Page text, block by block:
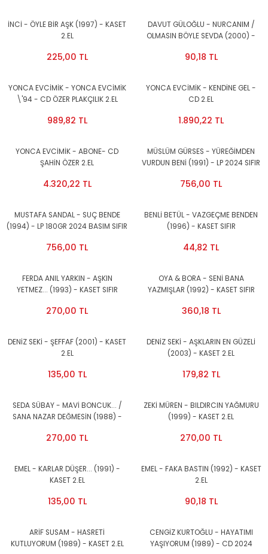
İNCİ - ÖYLE BİR AŞK (1997) - KASET
2.EL
225,00 TL
DAVUT GÜLOĞLU - NURCANIM /
OLMASIN BÖYLE SEVDA (2000) -
90,18 TL
YONCA EVCİMİK - YONCA EVCİMİK
\'94 - CD ÖZER PLAKÇILIK 2.EL
989,82 TL
YONCA EVCİMİK - KENDİNE GEL -
CD 2.EL
1.890,22 TL
YONCA EVCİMİK - ABONE- CD
ŞAHİN ÖZER 2.EL
4.320,22 TL
MÜSLÜM GÜRSES - YÜREĞİMDEN
VURDUN BENİ (1991) - LP 2024 SIFIR
756,00 TL
MUSTAFA SANDAL - SUÇ BENDE
(1994) - LP 180GR 2024 BASIM SIFIR
756,00 TL
BENLİ BETÜL - VAZGEÇME BENDEN
(1996) - KASET SIFIR
44,82 TL
FERDA ANIL YARKIN - AŞKIN
YETMEZ... (1993) - KASET SIFIR
270,00 TL
OYA & BORA - SENİ BANA
YAZMIŞLAR (1992) - KASET SIFIR
360,18 TL
DENİZ SEKİ - ŞEFFAF (2001) - KASET
2.EL
135,00 TL
DENİZ SEKİ - AŞKLARIN EN GÜZELİ
(2003) - KASET 2.EL
179,82 TL
SEDA SÜBAY - MAVİ BONCUK... /
SANA NAZAR DEĞMESİN (1988) -
270,00 TL
ZEKİ MÜREN - BILDIRCIN YAĞMURU
(1999) - KASET 2.EL
270,00 TL
EMEL - KARLAR DÜŞER... (1991) -
KASET 2.EL
135,00 TL
EMEL - FAKA BASTIN (1992) - KASET
2.EL
90,18 TL
ARİF SUSAM - HASRETİ
KUTLUYORUM (1989) - KASET 2.EL
CENGİZ KURTOĞLU - HAYATIMI
YAŞIYORUM (1989) - CD 2024